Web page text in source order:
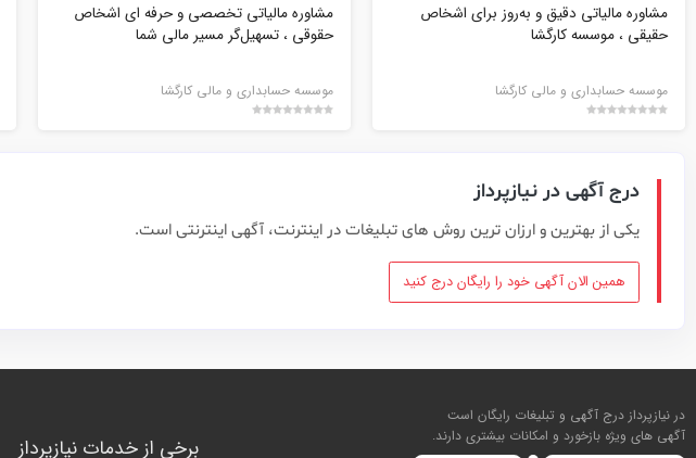
مشاوره مالیاتی دقیق و به‌روز برای اشخاص
حقیقی ، موسسه کارگشا
موسسه حسابداری و مالی کارگشا
مشاوره مالیاتی تخصصی و حرفه ای اشخاص
حقوقی ، تسهیل‌گر مسیر مالی شما
موسسه حسابداری و مالی کارگشا
درج آگهی در نیازپرداز
یکی از بهترین و ارزان ترین روش های تبلیغات در اینترنت، آگهی اینترنتی است.
همین الان آگهی خود را رایگان درج کنید
در نیازپرداز درج آگهی و تبلیغات رایگان است
آگهی های ویژه بازخورد و امکانات بیشتری دارند.
برخی از خدمات نیازپرداز